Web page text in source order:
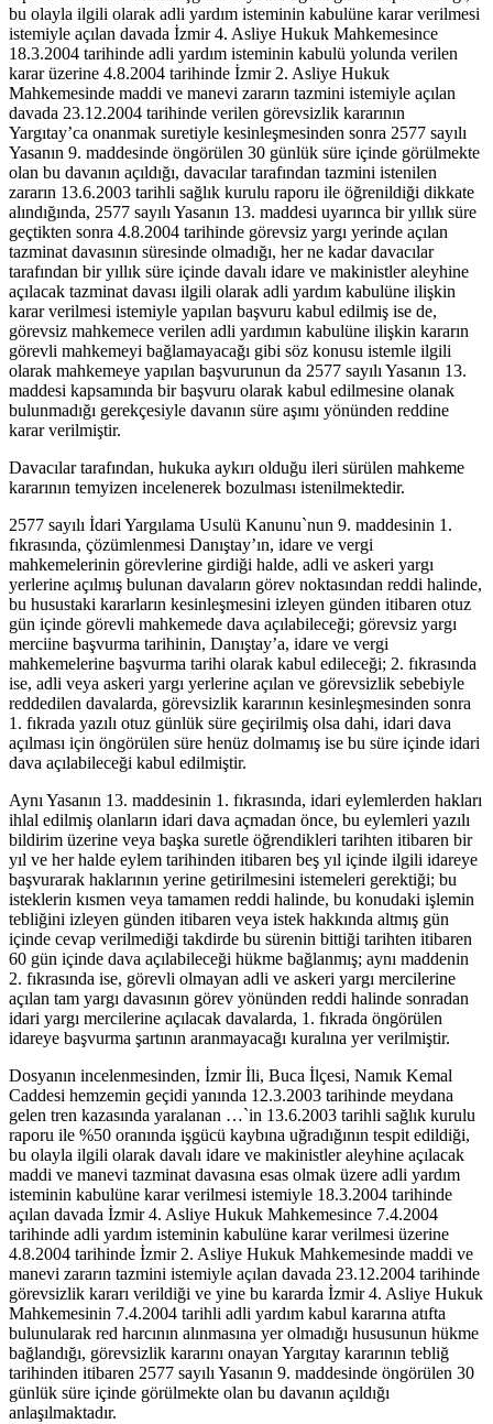
bu olayla ilgili olarak adli yardım isteminin kabulüne karar verilmesi
istemiyle açılan davada İzmir 4. Asliye Hukuk Mahkemesince
18.3.2004 tarihinde adli yardım isteminin kabulü yolunda verilen
karar üzerine 4.8.2004 tarihinde İzmir 2. Asliye Hukuk
Mahkemesinde maddi ve manevi zararın tazmini istemiyle açılan
davada 23.12.2004 tarihinde verilen görevsizlik kararının
Yargıtay’ca onanmak suretiyle kesinleşmesinden sonra 2577 sayılı
Yasanın 9. maddesinde öngörülen 30 günlük süre içinde görülmekte
olan bu davanın açıldığı, davacılar tarafından tazmini istenilen
zararın 13.6.2003 tarihli sağlık kurulu raporu ile öğrenildiği dikkate
alındığında, 2577 sayılı Yasanın 13. maddesi uyarınca bir yıllık süre
geçtikten sonra 4.8.2004 tarihinde görevsiz yargı yerinde açılan
tazminat davasının süresinde olmadığı, her ne kadar davacılar
tarafından bir yıllık süre içinde davalı idare ve makinistler aleyhine
açılacak tazminat davası ilgili olarak adli yardım kabulüne ilişkin
karar verilmesi istemiyle yapılan başvuru kabul edilmiş ise de,
görevsiz mahkemece verilen adli yardımın kabulüne ilişkin kararın
görevli mahkemeyi bağlamayacağı gibi söz konusu istemle ilgili
olarak mahkemeye yapılan başvurunun da 2577 sayılı Yasanın 13.
maddesi kapsamında bir başvuru olarak kabul edilmesine olanak
bulunmadığı gerekçesiyle davanın süre aşımı yönünden reddine
karar verilmiştir.
Davacılar tarafından, hukuka aykırı olduğu ileri sürülen mahkeme
kararının temyizen incelenerek bozulması istenilmektedir.
2577 sayılı İdari Yargılama Usulü Kanunu`nun 9. maddesinin 1.
fıkrasında, çözümlenmesi Danıştay’ın, idare ve vergi
mahkemelerinin görevlerine girdiği halde, adli ve askeri yargı
yerlerine açılmış bulunan davaların görev noktasından reddi halinde,
bu husustaki kararların kesinleşmesini izleyen günden itibaren otuz
gün içinde görevli mahkemede dava açılabileceği; görevsiz yargı
merciine başvurma tarihinin, Danıştay’a, idare ve vergi
mahkemelerine başvurma tarihi olarak kabul edileceği; 2. fıkrasında
ise, adli veya askeri yargı yerlerine açılan ve görevsizlik sebebiyle
reddedilen davalarda, görevsizlik kararının kesinleşmesinden sonra
1. fıkrada yazılı otuz günlük süre geçirilmiş olsa dahi, idari dava
açılması için öngörülen süre henüz dolmamış ise bu süre içinde idari
dava açılabileceği kabul edilmiştir.
Aynı Yasanın 13. maddesinin 1. fıkrasında, idari eylemlerden hakları
ihlal edilmiş olanların idari dava açmadan önce, bu eylemleri yazılı
bildirim üzerine veya başka suretle öğrendikleri tarihten itibaren bir
yıl ve her halde eylem tarihinden itibaren beş yıl içinde ilgili idareye
başvurarak haklarının yerine getirilmesini istemeleri gerektiği; bu
isteklerin kısmen veya tamamen reddi halinde, bu konudaki işlemin
tebliğini izleyen günden itibaren veya istek hakkında altmış gün
içinde cevap verilmediği takdirde bu sürenin bittiği tarihten itibaren
60 gün içinde dava açılabileceği hükme bağlanmış; aynı maddenin
2. fıkrasında ise, görevli olmayan adli ve askeri yargı mercilerine
açılan tam yargı davasının görev yönünden reddi halinde sonradan
idari yargı mercilerine açılacak davalarda, 1. fıkrada öngörülen
idareye başvurma şartının aranmayacağı kuralına yer verilmiştir.
Dosyanın incelenmesinden, İzmir İli, Buca İlçesi, Namık Kemal
Caddesi hemzemin geçidi yanında 12.3.2003 tarihinde meydana
gelen tren kazasında yaralanan …`in 13.6.2003 tarihli sağlık kurulu
raporu ile %50 oranında işgücü kaybına uğradığının tespit edildiği,
bu olayla ilgili olarak davalı idare ve makinistler aleyhine açılacak
maddi ve manevi tazminat davasına esas olmak üzere adli yardım
isteminin kabulüne karar verilmesi istemiyle 18.3.2004 tarihinde
açılan davada İzmir 4. Asliye Hukuk Mahkemesince 7.4.2004
tarihinde adli yardım isteminin kabulüne karar verilmesi üzerine
4.8.2004 tarihinde İzmir 2. Asliye Hukuk Mahkemesinde maddi ve
manevi zararın tazmini istemiyle açılan davada 23.12.2004 tarihinde
görevsizlik kararı verildiği ve yine bu kararda İzmir 4. Asliye Hukuk
Mahkemesinin 7.4.2004 tarihli adli yardım kabul kararına atıfta
bulunularak red harcının alınmasına yer olmadığı hususunun hükme
bağlandığı, görevsizlik kararını onayan Yargıtay kararının tebliğ
tarihinden itibaren 2577 sayılı Yasanın 9. maddesinde öngörülen 30
günlük süre içinde görülmekte olan bu davanın açıldığı
anlaşılmaktadır.